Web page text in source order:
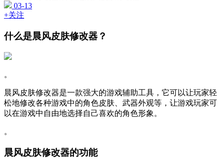
03-13
+关注
什么是晨风皮肤修改器？
。
晨风皮肤修改器是一款强大的游戏辅助工具，它可以让玩家轻
松地修改各种游戏中的角色皮肤、武器外观等，让游戏玩家可
以在游戏中自由地选择自己喜欢的角色形象。
。
晨风皮肤修改器的功能